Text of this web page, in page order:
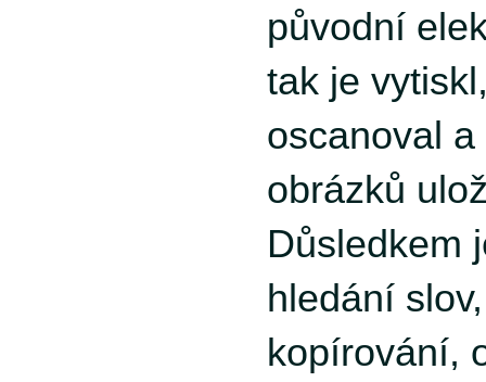
původní
tak je
oscanoval
obrázků
Důsledkem
hledání
kopírování,